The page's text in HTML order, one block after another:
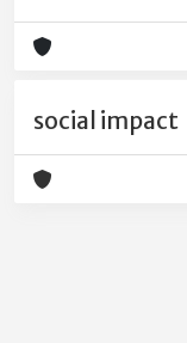
social impact